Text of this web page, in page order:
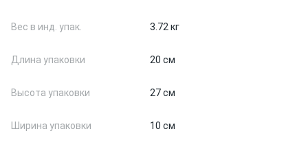
Вес в инд. упак. 3.72 кг
Длина упаковки 20 см
Высота упаковки 27 см
Ширина упаковки 10 см